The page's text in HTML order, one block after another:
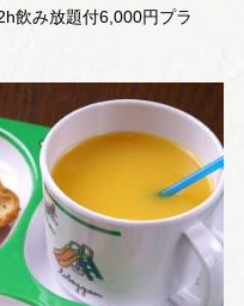
飲み放題付6,000円プラ